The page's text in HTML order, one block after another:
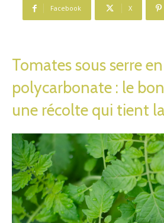
Facebook X
Tomates sous serre en
polycarbonate : le
une récolte qui tient